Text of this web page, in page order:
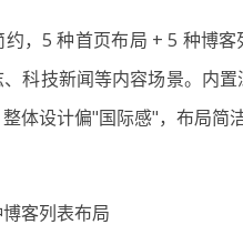
约，5 种首页布局 + 5 种博
科技新闻等内容场景。内
体设计偏"国际感"，布局简
客列表布局